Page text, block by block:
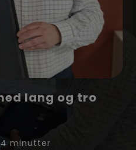
lang og tro
4 minutter